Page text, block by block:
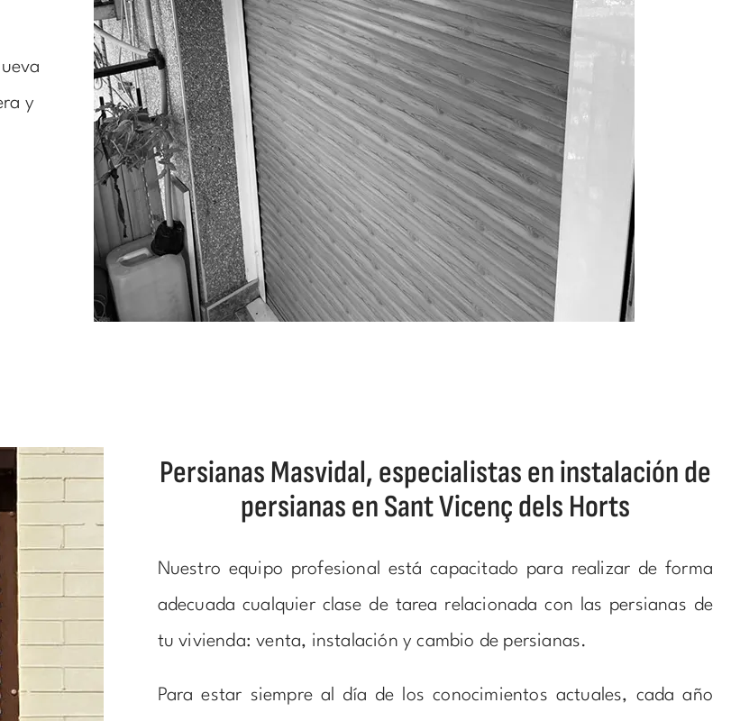
y
Persianas Masvidal, especialistas en instalación de
persianas en Sant Vicenç dels Horts
Nuestro equipo profesional está capacitado para realizar de forma
adecuada cualquier clase de tarea relacionada con las persianas de
tu vivienda: venta, instalación y cambio de persianas.
Para estar siempre al día de los conocimientos actuales, cada año